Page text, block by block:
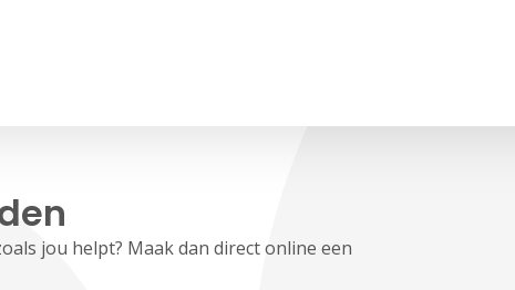
jou helpt? Maak dan direct online een